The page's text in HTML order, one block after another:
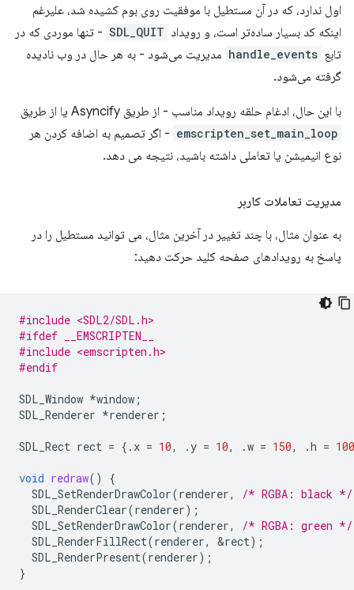
اول ندارد، که در آن مستطیل با موفقیت روی بوم کشیده شد، علیرغم
اینکه کد بسیار ساده‌تر است، و رویداد SDL_QUIT - تنها موردی که در
تابع handle_events مدیریت می‌شود - به هر حال در وب نادیده
گرفته می‌شود.
با این حال، ادغام حلقه رویداد مناسب - از طریق Asyncify یا از طریق
emscripten_set_main_loop - اگر تصمیم به اضافه کردن هر
نوع انیمیشن یا تعاملی داشته باشید، نتیجه می دهد.
مدیریت تعاملات کاربر
به عنوان مثال، با چند تغییر در آخرین مثال، می توانید مستطیل را در
پاسخ به رویدادهای صفحه کلید حرکت دهید:
#include <SDL2/SDL.h>
#ifdef __EMSCRIPTEN__
#include <emscripten.h>
#endif
SDL_Window *window ;
SDL_Renderer *renderer ;
SDL_Rect rect = {. x = 10, .y = 10, .w = 150, .h = 100
void redraw()
{
SDL_SetRenderDrawColor(renderer,
/* RGBA: black */
SDL_RenderClear(renderer);
SDL_SetRenderDrawColor(renderer,
/* RGBA: green */
SDL_RenderFillRect(renderer, &rect);
SDL_RenderPresent(renderer);
}